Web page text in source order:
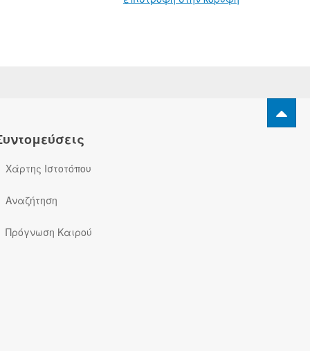
Χάρτης Ιστοτόπου
Αναζήτηση
Πρόγνωση Καιρού